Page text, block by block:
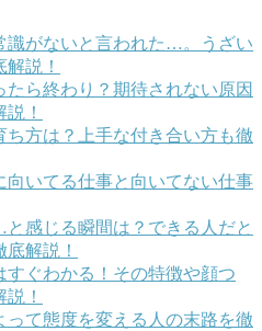
識がないと言われた…。うざい
説！
たら終わり？期待されない原因
！
ち方は？上手な付き合い方も徹
向いてる仕事と向いてない仕事
感じる瞬間は？できる人だと
解説！
すぐわかる！その特徴や顔つ
！
って態度を変える人の末路を徹